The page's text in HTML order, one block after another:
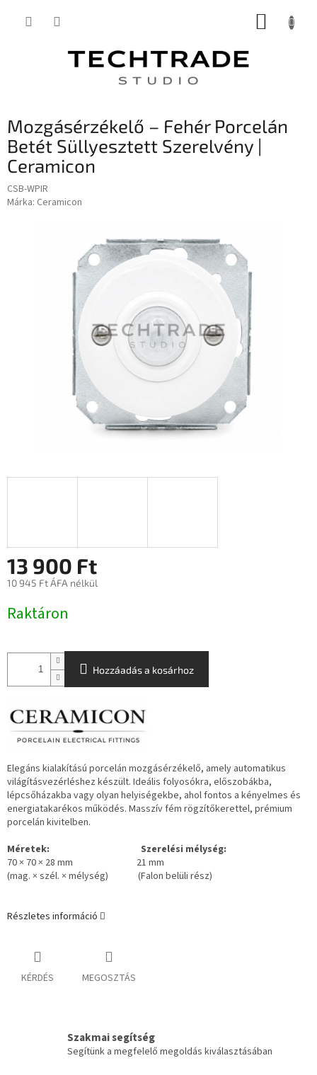
KOSÁR
Mozgásérzékelő – Fehér Porcelán
Betét Süllyesztett Szerelvény |
Ceramicon
CSB-WPIR
Márka: Ceramicon
13 900 Ft
10 945 Ft ÁFA nélkül
Raktáron
Hozzáadás a kosárhoz
Elegáns kialakítású porcelán mozgásérzékelő, amely automatikus
világításvezérléshez készült. Ideális folyosókra, előszobákba,
lépcsőházakba vagy olyan helyiségekbe, ahol fontos a kényelmes és
energiatakarékos működés. Masszív fém rögzítőkerettel, prémium
porcelán kivitelben.
Méretek: Szerelési mélység:
70 × 70 × 28 mm 21 mm
(mag. × szél. × mélység) (Falon belüli rész)
Részletes információ
KÉRDÉS MEGOSZTÁS
Szakmai segítség
Segítünk a megfelelő megoldás kiválasztásában